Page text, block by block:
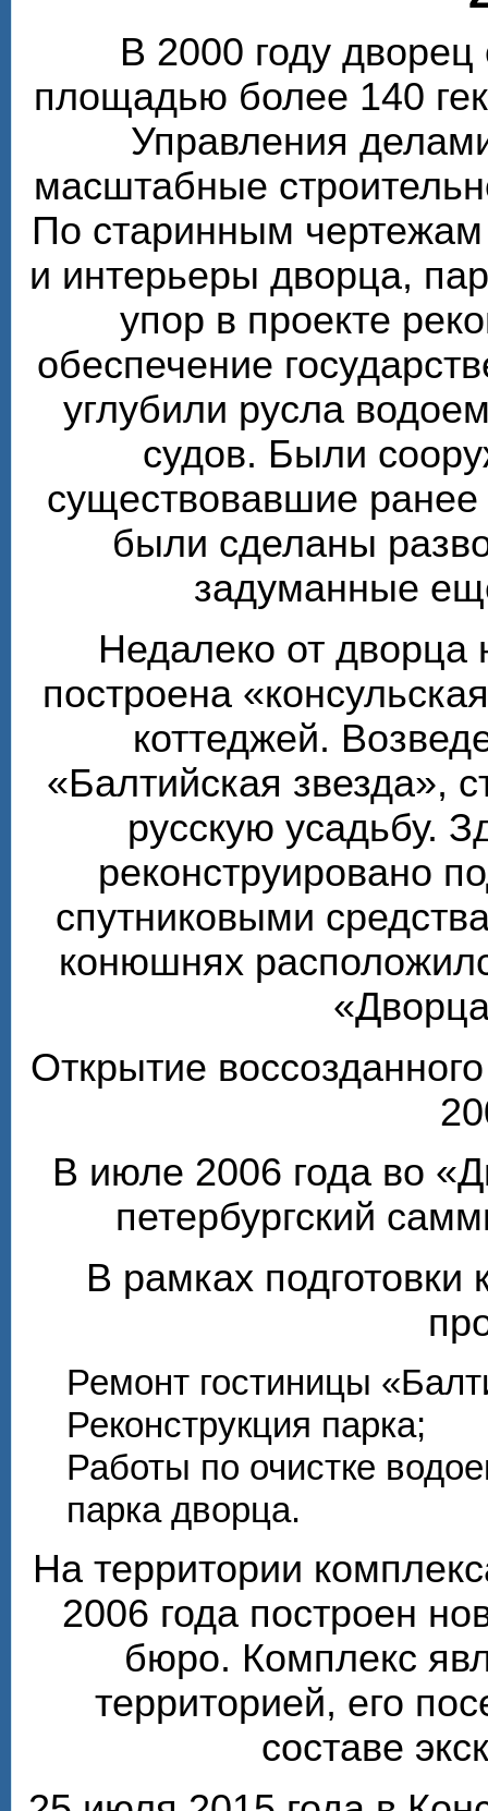
В 2000 году
площадью более 140
Управления
масштабные
По старинным
и интерьеры дворца,
упор в проекте
обеспечение
углубили русла
судов. Были
существовавшие ранее
были сделаны
задуманные
Недалеко от дворца
построена
коттеджей.
«Балтийская звезда»,
русскую усадьбу.
реконструировано
спутниковыми
конюшнях
Открытие
В июле 2006 года во
петербургский
В рамках
Ремонт гостиницы
Реконструкция парка;
Работы по очистке
парка дворца.
На территории
2006 года построен
бюро. Комплекс
территорией, его
составе